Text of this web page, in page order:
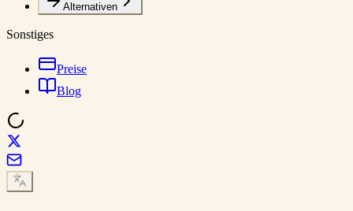
Alternativen
Sonstiges
Preise
Blog